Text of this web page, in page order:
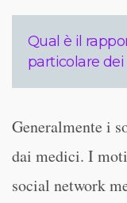
Qual è il
particolare
Generalmente i
dai medici. I
social network